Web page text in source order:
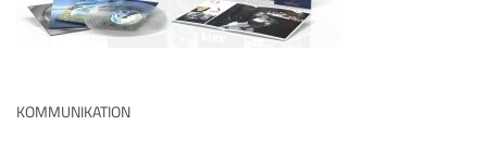
KOMMUNIKATION